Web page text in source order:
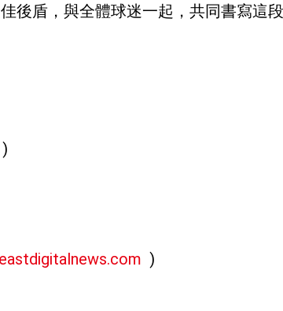
後盾，與全體球迷一起，共同書寫這
)
)